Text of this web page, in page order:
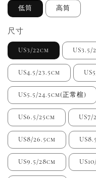
低筒 高筒
尺寸
US3/22cm US3.5/
US4.5/23.5cm
US5.5/24.5cm(正常楦)
US6.5/25cm US7/
US8/26.5cm
US9.5/28cm